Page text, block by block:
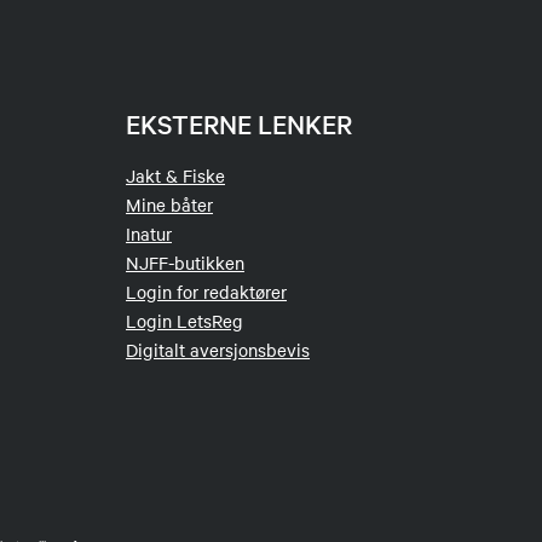
EKSTERNE LENKER
Jakt & Fiske
Mine båter
Inatur
NJFF-butikken
Login for redaktører
Login LetsReg
Digitalt aversjonsbevis